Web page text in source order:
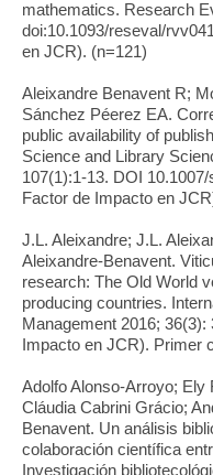
mathematics. Research
doi:10.1093/reseval/
en JCR). (n=121)
Aleixandre Benavent R;
Sánchez Péerez EA.
public availability of
Science and Library
107(1):1-13. DOI
Factor de Impacto en
J.L. Aleixandre; J.L.
Aleixandre-Benavent.
research: The Old World
producing countries.
Management 2016;
Impacto en JCR). Primer
Adolfo Alonso-Arroyo; Ely
Cláudia Cabrini Grácio;
Benavent. Un análisis
colaboración científica
Investigación